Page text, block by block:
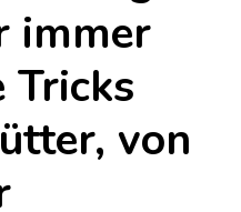
immer
von